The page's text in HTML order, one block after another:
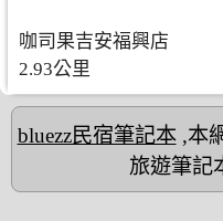
咖司果吉安福興店
2.93公里
bluezz民宿筆記本,本
旅遊筆記